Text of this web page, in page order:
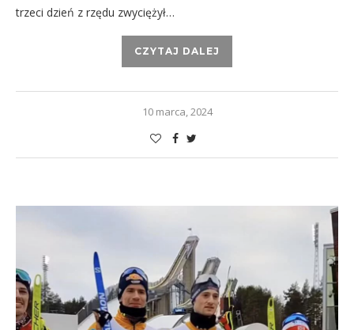
trzeci dzień z rzędu zwyciężył…
CZYTAJ DALEJ
10 marca, 2024